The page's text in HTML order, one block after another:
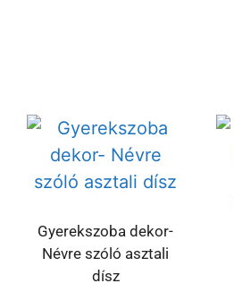
Gyerekszoba dekor-
Névre szóló asztali
dísz